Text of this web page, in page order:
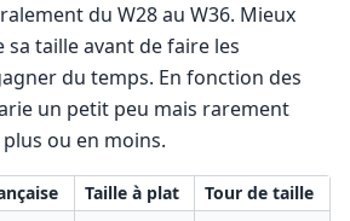
du W28 au W36. Mieux
taille avant de faire les
du temps. En fonction des
un petit peu mais rarement
ou en moins.
Taille à plat
Tour de taille